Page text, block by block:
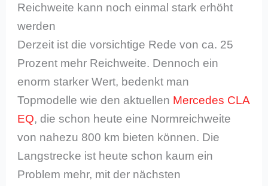
Reichweite kann noch einmal stark erhöht
werden
Derzeit ist die vorsichtige Rede von ca. 25
Prozent mehr Reichweite. Dennoch ein
enorm starker Wert, bedenkt man
Topmodelle wie den aktuellen Mercedes CLA
EQ, die schon heute eine Normreichweite
von nahezu 800 km bieten können. Die
Langstrecke ist heute schon kaum ein
Problem mehr, mit der nächsten